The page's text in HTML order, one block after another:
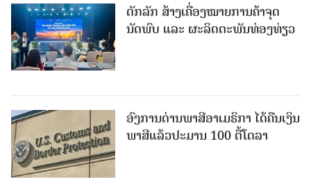
ດັກລັກ ສ້າງເຄື່ອງໝາຍການຄ້າຈຸດ
ນັດພົບ ແລະ ຜະລິດຕະພັນທ່ອງທ່ຽວ
ອົງການດ່ານພາສີອາເມຣິກາ ໄດ້ຄືນເງິນ
ພາສີແລ້ວປະມານ 100 ຕື້ໂດລາ